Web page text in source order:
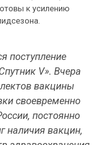
к усилению
поступление
V». Вчера
вакцины
своевременно
постоянно
наличия вакцин,